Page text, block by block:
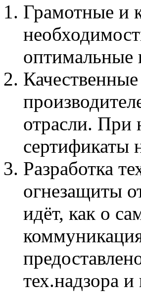
Грамотные и
оптимальные
отрасли. При
сертификаты
Разработка
огнезащиты
идёт, как о
тех.надзора и